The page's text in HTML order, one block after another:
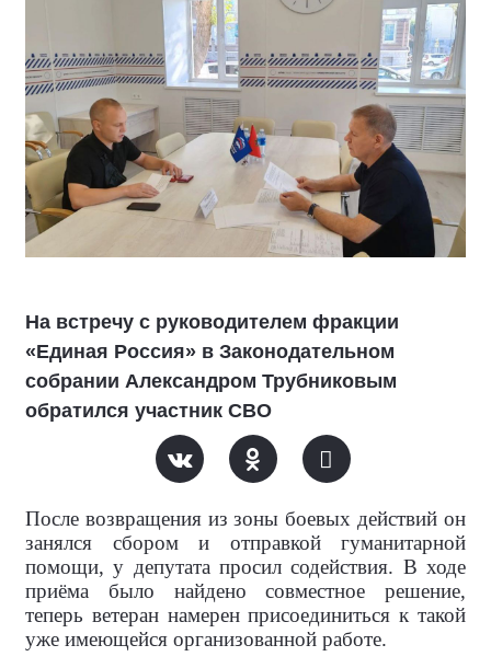
На встречу с руководителем фракции
«Единая Россия» в Законодательном
собрании Александром Трубниковым
обратился участник СВО
После возвращения из зоны боевых действий он
занялся сбором и отправкой гуманитарной
помощи, у депутата просил содействия. В ходе
приёма было найдено совместное решение,
теперь ветеран намерен присоединиться к такой
уже имеющейся организованной работе.